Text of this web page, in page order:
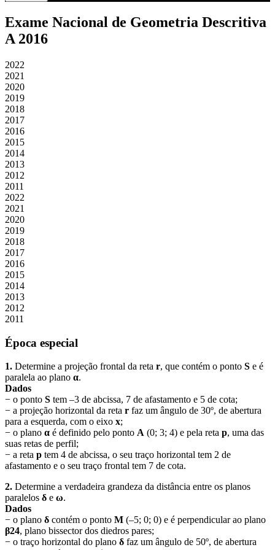
Exame Nacional de Geometria Descritiva
A 2016
2022
2021
2020
2019
2018
2017
2016
2015
2014
2013
2012
2011
2022
2021
2020
2019
2018
2017
2016
2015
2014
2013
2012
2011
Época especial
1. Determine a projeção frontal da reta r, que contém o ponto S e é
paralela ao plano α.
Dados
− o ponto S tem –3 de abcissa, 7 de afastamento e 5 de cota;
− a projeção horizontal da reta r faz um ângulo de 30º, de abertura
para a esquerda, com o eixo x;
− o plano α é definido pelo ponto A (0; 3; 4) e pela reta p, uma das
suas retas de perfil;
− a reta p tem 4 de abcissa, o seu traço horizontal tem 2 de
afastamento e o seu traço frontal tem 7 de cota.
2. Determine a verdadeira grandeza da distância entre os planos
paralelos δ e ω.
Dados
− o plano δ contém o ponto M (–5; 0; 0) e é perpendicular ao plano
β24, plano bissector dos diedros pares;
− o traço horizontal do plano δ faz um ângulo de 50º, de abertura